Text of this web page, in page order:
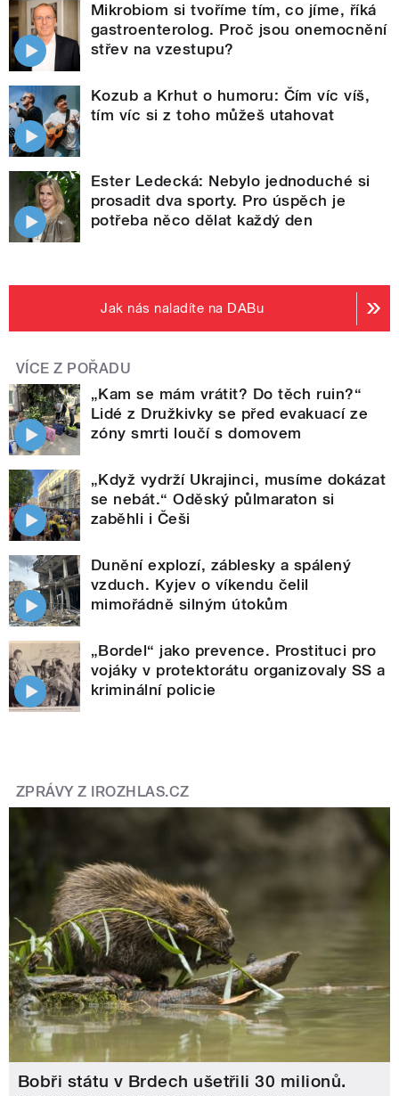
Mikrobiom si tvoříme tím, co jíme, říká
gastroenterolog. Proč jsou onemocnění
střev na vzestupu?
Kozub a Krhut o humoru: Čím víc víš,
tím víc si z toho můžeš utahovat
Ester Ledecká: Nebylo jednoduché si
prosadit dva sporty. Pro úspěch je
potřeba něco dělat každý den
Jak nás naladíte na DABu
VÍCE Z POŘADU
„Kam se mám vrátit? Do těch ruin?“
Lidé z Družkivky se před evakuací ze
zóny smrti loučí s domovem
„Když vydrží Ukrajinci, musíme dokázat
se nebát.“ Oděský půlmaraton si
zaběhli i Češi
Dunění explozí, záblesky a spálený
vzduch. Kyjev o víkendu čelil
mimořádně silným útokům
„Bordel“ jako prevence. Prostituci pro
vojáky v protektorátu organizovaly SS a
kriminální policie
ZPRÁVY Z IROZHLAS.CZ
Bobři státu v Brdech ušetřili 30 milionů.